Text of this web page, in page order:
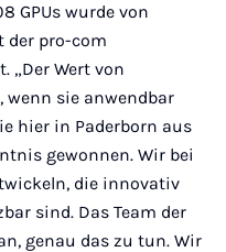
GPUs wurde von
der pro-com
„Der Wert von
wenn sie anwendbar
hier in Paderborn aus
gewonnen. Wir bei
die innovativ
sind. Das Team der
genau das zu tun. Wir